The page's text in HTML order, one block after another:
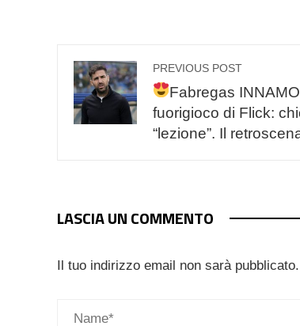
PREVIOUS POST
Fabregas
fuorigioco di Flick:
“lezione”. Il
LASCIA UN COMMENTO
Il tuo indirizzo email non sarà pubblicato.